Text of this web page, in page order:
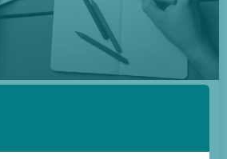
z dziedziny
Część II